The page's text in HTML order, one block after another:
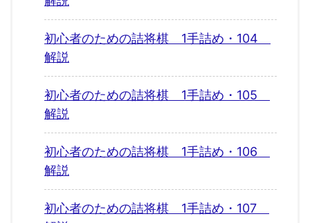
初心者のための詰将棋 1手詰め・104
解説
初心者のための詰将棋 1手詰め・105
解説
初心者のための詰将棋 1手詰め・106
解説
初心者のための詰将棋 1手詰め・107